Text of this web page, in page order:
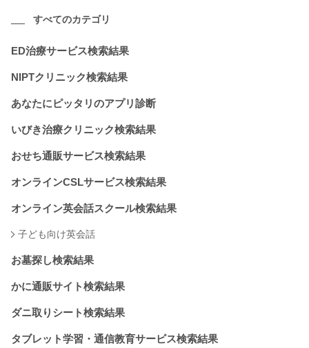
すべてのカテゴリ
ED治療サービス検索結果
NIPTクリニック検索結果
あなたにピッタリのアプリ診断
いびき治療クリニック検索結果
おせち通販サービス検索結果
オンラインCSLサービス検索結果
オンライン英会話スクール検索結果
子ども向け英会話
お墓探し検索結果
かに通販サイト検索結果
ダニ取りシート検索結果
タブレット学習・通信教育サービス検索結果